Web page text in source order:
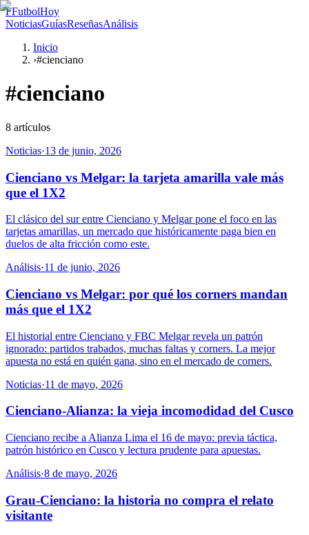
FFutbolHoy
NoticiasGuíasReseñasAnálisis
Inicio
›#cienciano
#cienciano
8 artículos
Noticias·13 de junio, 2026
Cienciano vs Melgar: la tarjeta amarilla vale más
que el 1X2
El clásico del sur entre Cienciano y Melgar pone el foco en las
tarjetas amarillas, un mercado que históricamente paga bien en
duelos de alta fricción como este.
Análisis·11 de junio, 2026
Cienciano vs Melgar: por qué los corners mandan
más que el 1X2
El historial entre Cienciano y FBC Melgar revela un patrón
ignorado: partidos trabados, muchas faltas y corners. La mejor
apuesta no está en quién gana, sino en el mercado de corners.
Noticias·11 de mayo, 2026
Cienciano-Alianza: la vieja incomodidad del Cusco
Cienciano recibe a Alianza Lima el 16 de mayo: previa táctica,
patrón histórico en Cusco y lectura prudente para apuestas.
Análisis·8 de mayo, 2026
Grau-Cienciano: la historia no compra el relato
visitante